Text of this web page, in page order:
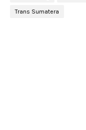
Trans Sumatera